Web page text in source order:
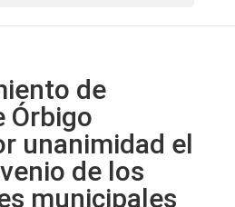
de
Órbigo
unanimidad el
de los
municipales